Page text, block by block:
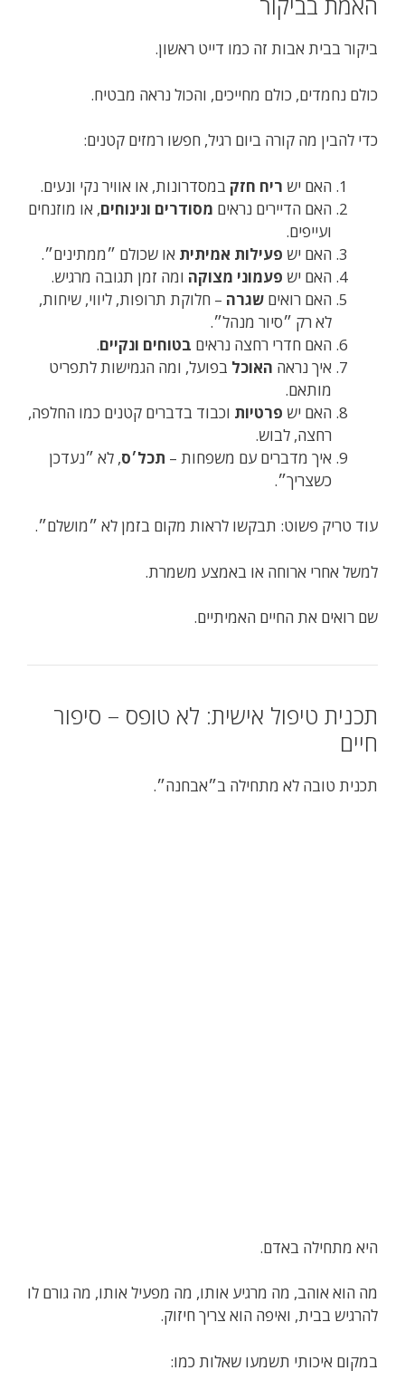
ביקור בבית אבות זה כמו דייט ראשון.
כולם נחמדים, כולם מחייכים, והכול נראה מבטיח.
כדי להבין מה קורה ביום רגיל, חפשו רמזים קטנים:
האם יש ריח חזק במסדרונות, או אוויר נקי ונעים.
האם הדיירים נראים מסודרים ונינוחים, או מוזנחים
ועייפים.
האם יש פעילות אמיתית או שכולם ״ממתינים״.
האם יש פעמוני מצוקה ומה זמן תגובה מרגיש.
האם רואים שגרה – חלוקת תרופות, ליווי, שיחות,
לא רק ״סיור מנהל״.
האם חדרי רחצה נראים בטוחים ונקיים.
איך נראה האוכל בפועל, ומה הגמישות לתפריט
מותאם.
האם יש פרטיות וכבוד בדברים קטנים כמו החלפה,
רחצה, לבוש.
איך מדברים עם משפחות – תכל׳ס, לא ״נעדכן
כשצריך״.
עוד טריק פשוט: תבקשו לראות מקום בזמן לא ״מושלם״.
למשל אחרי ארוחה או באמצע משמרת.
שם רואים את החיים האמיתיים.
תכנית טיפול אישית: לא טופס – סיפור
חיים
תכנית טובה לא מתחילה ב״אבחנה״.
היא מתחילה באדם.
מה הוא אוהב, מה מרגיע אותו, מה מפעיל אותו, מה גורם לו
להרגיש בבית, ואיפה הוא צריך חיזוק.
במקום איכותי תשמעו שאלות כמו: